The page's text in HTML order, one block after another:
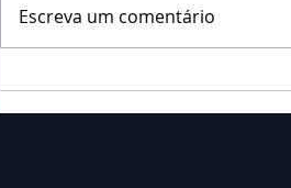
registrou acidente com
Escreva um comentário